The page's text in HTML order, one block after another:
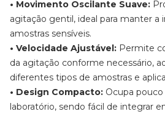
• Movimento Oscilante Suave:
agitação gentil, ideal para manter a
amostras sensíveis.
• Velocidade Ajustável: Permite
da agitação conforme necessário,
diferentes tipos de amostras e
• Design Compacto: Ocupa
laboratório, sendo fácil de integrar